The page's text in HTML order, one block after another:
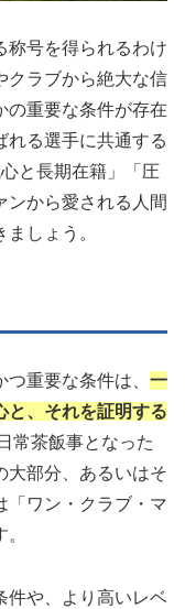
称号を得られるわけ
クラブから絶大な信
の重要な条件が存在
れる選手に共通する
と長期在籍」「圧
ンから愛される人間
しょう。
重要な条件は、 一
と、それを証明する
常茶飯事となった
大部分、あるいはそ
「ワン・クラブ・マ
件や、より高いレベ